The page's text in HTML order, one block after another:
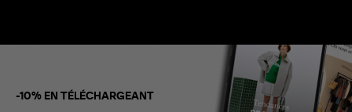
-10% EN TÉLÉCHARGEANT